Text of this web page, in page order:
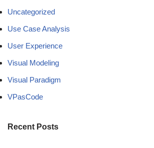
Uncategorized
Use Case Analysis
User Experience
Visual Modeling
Visual Paradigm
VPasCode
Recent Posts